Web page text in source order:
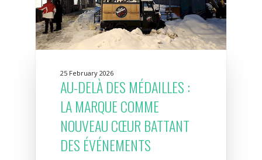
25 February 2026
AU-DELÀ DES MÉDAILLES :
LA MARQUE COMME
NOUVEAU CŒUR BATTANT
DES ÉVÉNEMENTS